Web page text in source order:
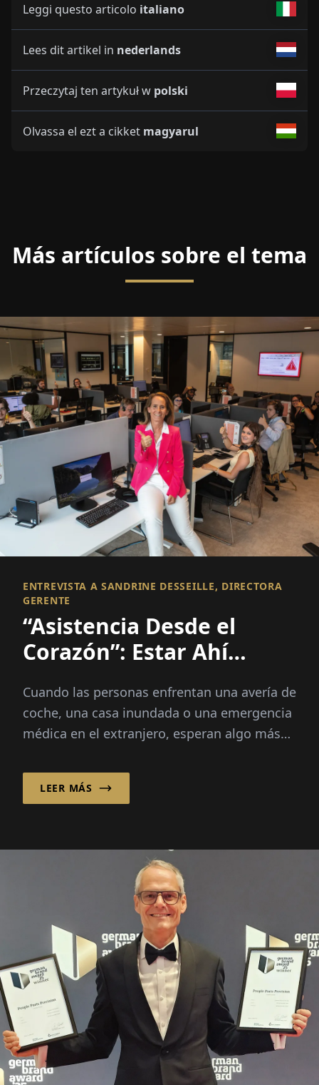
Leggi questo articolo italiano
Lees dit artikel in nederlands
Przeczytaj ten artykuł w polski
Olvassa el ezt a cikket magyarul
Más artículos sobre el tema
ENTREVISTA A SANDRINE DESSEILLE, DIRECTORA
GERENTE
“Asistencia Desde el
Corazón”: Estar Ahí
Cuando las personas enfrentan una avería de
coche, una casa inundada o una emergencia
médica en el extranjero, esperan algo más
seguridad, guía...
LEER MÁS